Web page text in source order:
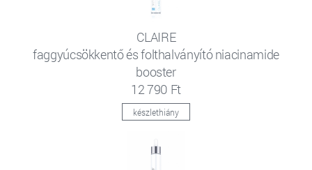
CLAIRE
faggyúcsökkentő és folthalványító niacinamide
booster
12 790 Ft
készlethiány